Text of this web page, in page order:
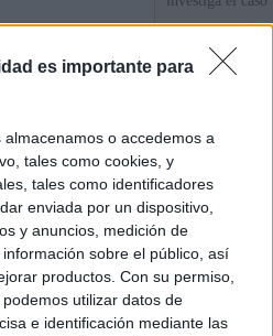
es importante para
o accedemos a
tales como cookies, y
tales como identificadores
enviada por un dispositivo,
y anuncios, medición de
sobre el público, así
productos. Con su permiso,
utilizar datos de
e identificación mediante las
Las incógnitas
el Gobierno de
millones en
su consultora
Privacidad y Cookies